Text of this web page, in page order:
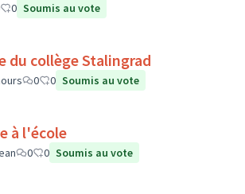
0 Soumis au vote
du collège Stalingrad
0 0 Soumis au vote
à l'école
0 0 Soumis au vote